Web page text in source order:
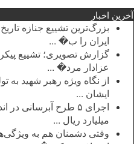
آخرین اخبار
بزرگ‌ترین تشییع جنازه
ایران را ب� ...
گزارش تصویری؛ تشییع
عزادار مرد� ...
از نگاه ویژه رهبر شهید به
ایشان ...
میلیارد ریال ...
وقتی دشمنان هم به